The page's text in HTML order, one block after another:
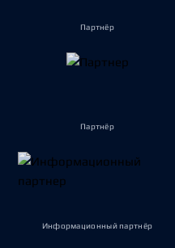
Партнёр
Партнёр
Информационный партнёр